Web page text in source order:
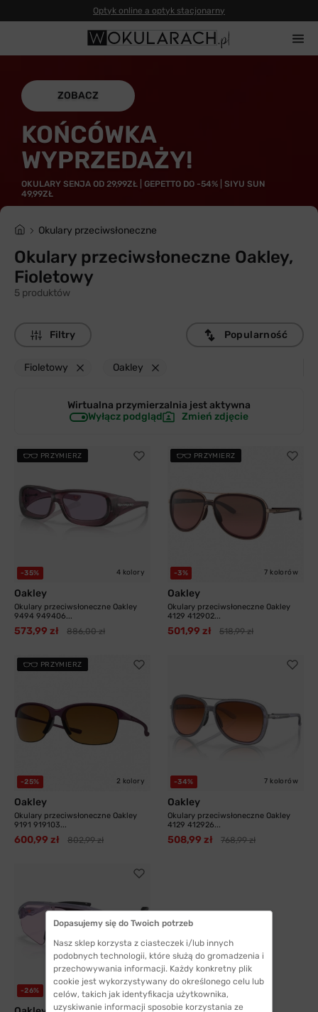
Optyk online a optyk stacjonarny
ZOBACZ
KOŃCÓWKA
WYPRZEDAŻY!
OKULARY SENJA OD 29,99ZŁ | GEPETTO DO -54% | SIYU SUN
49,99ZŁ
Okulary przeciwsłoneczne
Okulary przeciwsłoneczne Oakley,
Fioletowy
5 produktów
Filtry
Fioletowy Oakley
Popularność
Wirtualna przymierzalnia jestaktywna
Wyłącz podgląd
Zmień zdjęcie
PRZYMIERZ
-35% 4 kolory
Oakley
Okulary przeciwsłoneczne Oakley
9494 949406...
573,99 zł 886,00 zł
PRZYMIERZ
-3% 7 kolorów
Oakley
Okulary przeciwsłoneczne Oakley
4129 412902...
501,99 zł 518,99 zł
PRZYMIERZ
-25% 2 kolory
Oakley
Okulary przeciwsłoneczne Oakley
9191 919103...
600,99 zł 802,99 zł
-34% 7 kolorów
Oakley
Okulary przeciwsłoneczne Oakley
4129 412926...
508,99 zł 768,99 zł
-26% 8 kolorów
Dopasujemy się do Twoich potrzeb
Nasz sklep korzysta z ciasteczek i/lub innych
podobnych technologii, które służą do gromadzenia i
przechowywania informacji. Każdy konkretny plik
cookie jest wykorzystywany do określonego celu lub
celów, takich jak identyfikacja użytkownika,
uzyskiwanie informacji sposobie korzystania ze